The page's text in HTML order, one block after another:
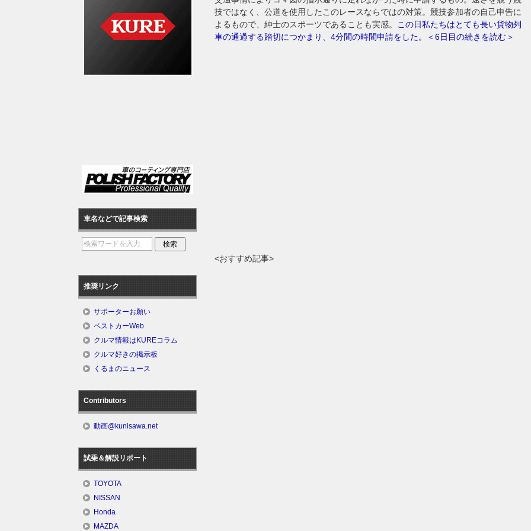
技ではなく、公道を使用したこのレースならではの対策。競技参加者の自己申告に
よるもので、紳士のスポーツであることも実感。
この日私たちはとても長い貨物列
車の通過する踏切につかまり、4分間の時間申請をした。＜6日目の続きを読む＞
<おすすめ記事>
車名などで記事検索
推奨リンク
サポーターお願い
ベストカーWeb
クルマ情報はKUREコラム
クルマ好きの掲示板
くるまのニュース
Contributors
動画@kunisawa.net
試乗＆解説リポート
TOYOTA
NISSAN
Honda
MAZDA